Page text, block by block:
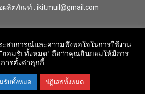
ผลิตภัณฑ์ : ikit.muil@gmail.com
Reserved. Institute for Innovative Learning,
ะสบการณ์และความพึงพอใจในการใช้งาน
ยอมรับทั้งหมด” ถือว่าคุณยินยอมให้มีการ
ารตั้งค่าคุกกี้
รับทั้งหมด ปฏิเสธทั้งหมด